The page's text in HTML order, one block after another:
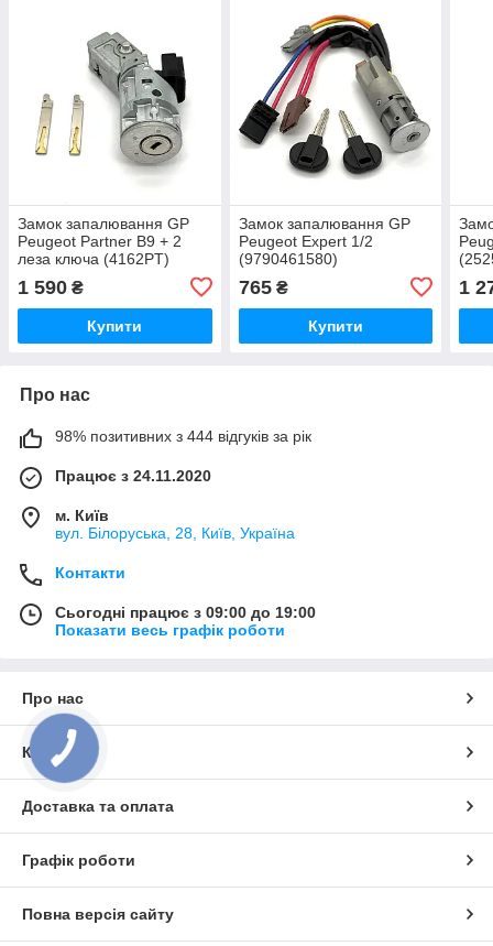
Замок запалювання GP
Peugeot Partner B9 + 2
леза ключа (4162PT)
1 590 ₴
Купити
Замок запалювання GP
Peugeot Expert 1/2
(9790461580)
765₴
Купити
1
Про нас
98% позитивних з 444 відгуків за рік
Працює з 24.11.2020
м. Київ
вул. Білоруська, 28, Київ, Україна
Контакти
Сьогодні працює з 09:00 до 19:00
Показати весь графік роботи
Про нас
Контакти
Доставка та оплата
Графік роботи
Повна версія сайту